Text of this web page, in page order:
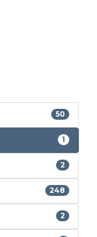
50
1
2
248
2